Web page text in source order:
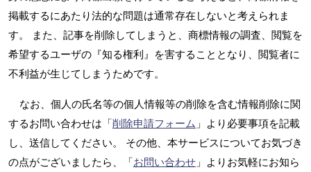
掲載するにあたり法的な問題は通常存在しないと考えられま
す。 また、記事を削除してしまうと、商標情報の調査、閲覧を
希望するユーザの『知る権利』を害することとなり、閲覧者に
不利益が生じてしまうためです。
なお、個人の氏名等の個人情報等の削除を含む情報削除に関
するお問い合わせは「削除申請フォーム 」より必要事項を記載
し、送信してください。 その他、本サービスについてお気づき
の点がございましたら、「お問い合わせ 」よりお気軽にお知ら